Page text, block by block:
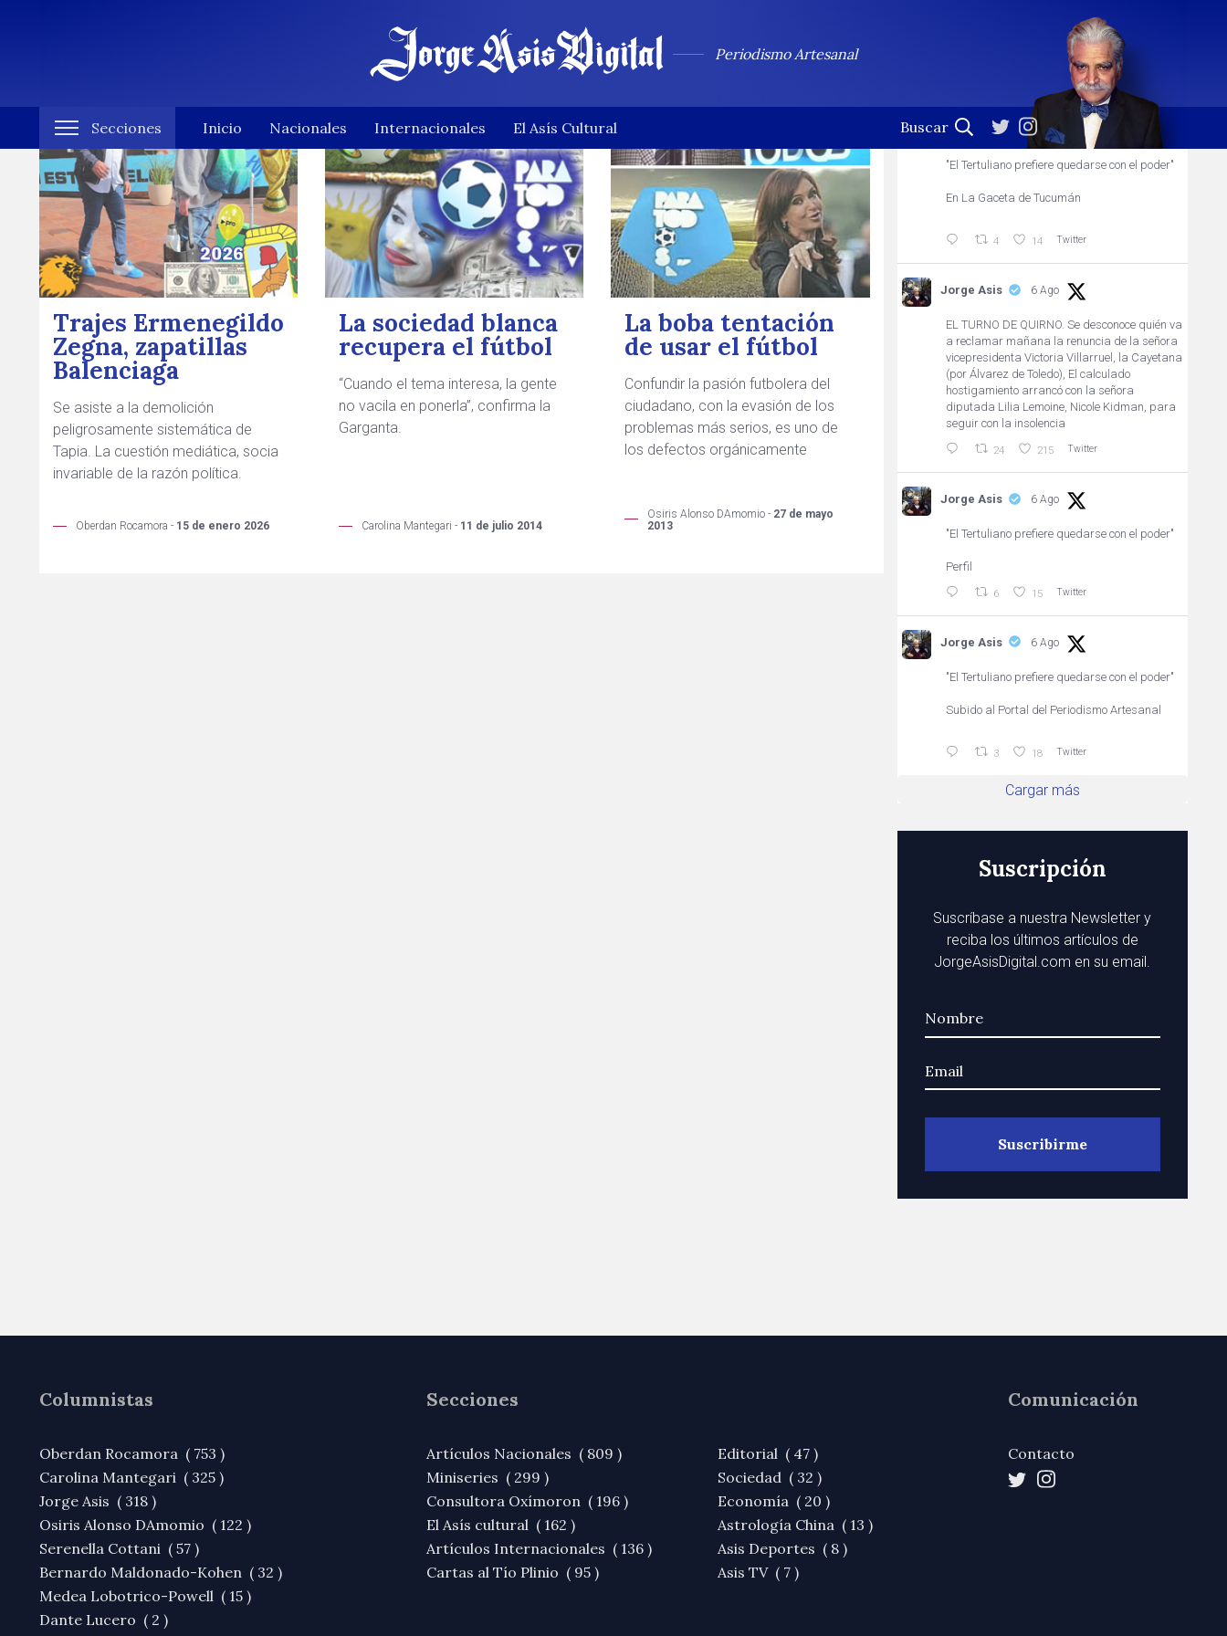
Periodismo Artesanal
Secciones Inicio Nacionales Internacionales El Asís Cultural
Trajes Ermenegildo
Zegna, zapatillas
Balenciaga
Se asiste a la demolición
peligrosamente sistemática de
Tapia. La cuestión mediática, socia
invariable de la razón política.
Oberdan Rocamora - 15 de enero 2026
La sociedad blanca
recupera el fútbol
“Cuando el tema interesa, la gente
no vacila en ponerla”, confirma la
Garganta.
Carolina Mantegari - 11 de julio 2014
La boba tentación
de usar el fútbol
Confundir la pasión futbolera del
ciudadano, con la evasión de los
problemas más serios, es uno de
los defectos orgánicamente
Osiris Alonso DAmomio - 27 de mayo
2013
Seguir
Profesional de la palabra. (En esta cuenta no se leen
Jorge Asis 6 Ago
"El Tertuliano prefiere quedarse con el poder"
En La Gaceta de Tucumán
4 14 Twitter
Jorge Asis 6 Ago
EL TURNO DE QUIRNO. Se desconoce quién va
a reclamar mañana la renuncia de la señora
vicepresidenta Victoria Villarruel, la Cayetana
(por Álvarez de Toledo), El calculado
hostigamiento arrancó con la señora
diputada Lilia Lemoine, Nicole Kidman, para
seguir con la insolencia
24 215 Twitter
Jorge Asis 6 Ago
"El Tertuliano prefiere quedarse con el poder"
Perfil
6 15 Twitter
Jorge Asis 6 Ago
"El Tertuliano prefiere quedarse con el poder"
Subido al Portal del Periodismo Artesanal
3 18 Twitter
Cargar más
Suscripción
Suscríbase a nuestra Newsletter y
reciba los últimos artículos de
JorgeAsisDigital.com en su email.
Columnistas
Oberdan Rocamora ( 753 )
Carolina Mantegari ( 325 )
Jorge Asis ( 318 )
Osiris Alonso DAmomio ( 122 )
Serenella Cottani ( 57 )
Bernardo Maldonado-Kohen ( 32 )
Medea Lobotrico-Powell ( 15 )
Dante Lucero ( 2 )
Secciones
Artículos Nacionales ( 809 )
Miniseries ( 299 )
Consultora Oxímoron ( 196 )
El Asís cultural ( 162 )
Artículos Internacionales ( 136 )
Cartas al Tío Plinio ( 95 )
Editorial ( 47 )
Sociedad ( 32 )
Economía ( 20 )
Astrología China ( 13 )
Asis Deportes ( 8 )
Asis TV ( 7 )
Comunicación
Contacto